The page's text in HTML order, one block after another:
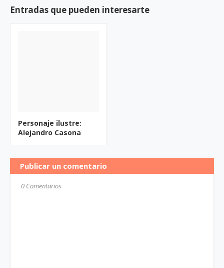
Entradas que pueden interesarte
Personaje ilustre:
Alejandro Casona
Publicar un comentario
0 Comentarios